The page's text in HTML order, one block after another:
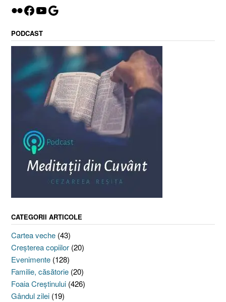
Flickr
Facebook
YouTube
Google
PODCAST
CATEGORII ARTICOLE
Cartea veche (43)
Creşterea copiilor (20)
Evenimente (128)
Familie, căsătorie (20)
Foaia Creştinului (426)
Gândul zilei (19)